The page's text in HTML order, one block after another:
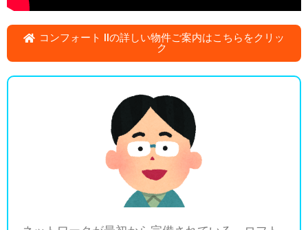
コンフォート IIの詳しい物件ご案内はこちらをクリッ
ク